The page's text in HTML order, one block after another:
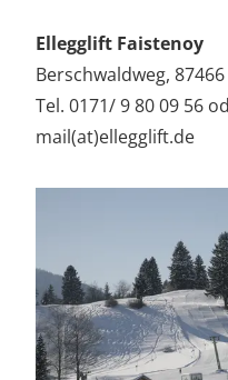
Ellegglift Faistenoy
Berschwaldweg,
Tel. 0171/ 9 80 09 56
mail(at)ellegglift.de